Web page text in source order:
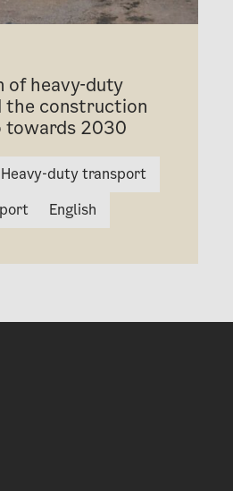
of heavy-duty
the construction
towards 2030
Heavy-duty transport
English